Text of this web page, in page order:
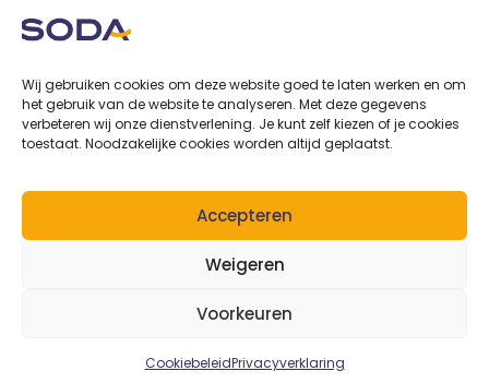
Wij gebruiken cookies om deze website goed te laten werken en om
het gebruik van de website te analyseren. Met deze gegevens
verbeteren wij onze dienstverlening. Je kunt zelf kiezen of je cookies
toestaat. Noodzakelijke cookies worden altijd geplaatst.
Accepteren
Weigeren
Voorkeuren
CookiebeleidPrivacyverklaring
Bedrijfsgegevens
Nieuws
Privacy
Voorwaarden
AANGESLOTEN BIJ